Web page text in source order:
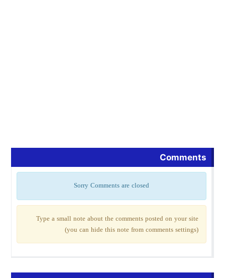
Comments
Sorry Comments are closed
Type a small note about the comments posted on your site
(you can hide this note from comments settings)